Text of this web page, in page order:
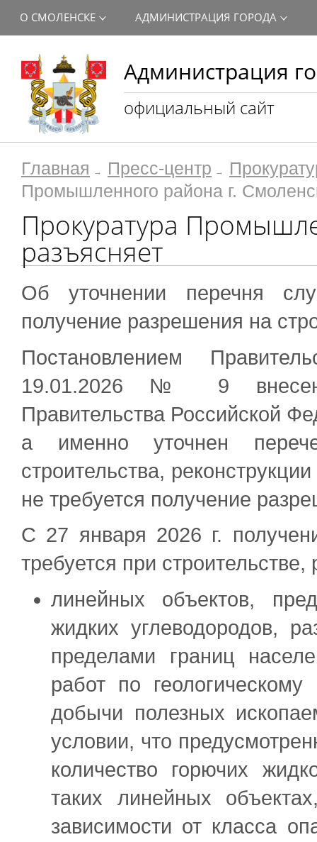
Администрация
официальный сайт
О СМОЛЕНСКЕ АДМИНИСТРАЦИЯ ГОРОДА
Главная Пресс-центр
Промышленного района г.
Прокуратура
разъясняет
Об уточнении перечня
получение разрешения на
Постановлением
19.01.2026 № 9
Правительства Российской
а именно уточнен
строительства,
не требуется получение
С 27 января 2026 г.
требуется при
линейных объектов,
жидких углеводородов,
пределами границ
работ по
добычи полезных
условии, что
количество горючих
таких линейных
зависимости от класса